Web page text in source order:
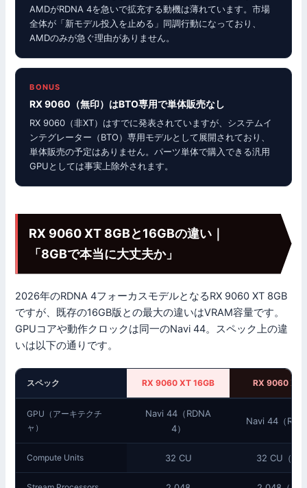
AMDがRDNA 4を急いで拡充する動機は薄れています。市場
全体が「新モデル投入を止める」同調行動になっており、
AMDのみが急ぐ理由がありません。
BONUS
RX 9060（無印）はBTO専用で単体販売なし
RX 9060（非XT）はすでに発表されていますが、システムイ
ンテグレーター（BTO）専用モデルとして展開されており、
単体販売の予定はありません。パーツ単体で購入できる汎用
GPUとしては事実上除外されます。
RX 9060 XT 8GBと16GBの違い｜
「8GBで本当に大丈夫か」
2026年のRDNA 4フォーカスモデルとなるRX 9060 XT 8GB
ですが、既存の16GB版との最大の違いはVRAM容量です。
GPUコアや動作クロックは同一のNavi 44。スペック上の違
いは以下の通りです。
スペック RX 9060 XT 16GB RX 9060 XT
GPU（アーキテクチ
ャ）
Navi 44（RDNA
4）
Navi 44（
Compute Units 32 CU 32 CU（同